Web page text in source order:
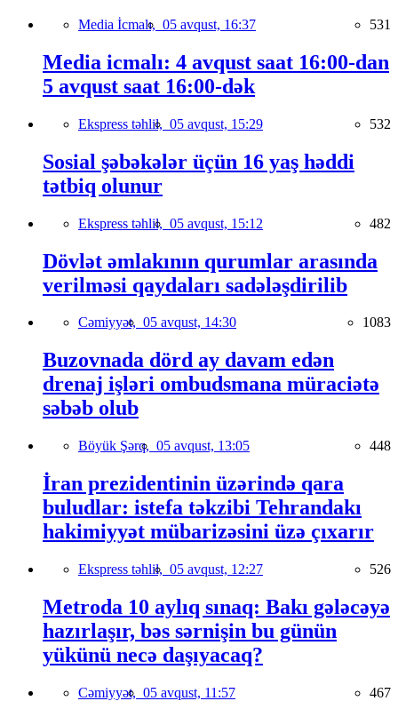
Media İcmalı, 05 avqust, 16:37 531
Media icmalı: 4 avqust saat 16:00-dan
5 avqust saat 16:00-dək
Ekspress təhlil, 05 avqust, 15:29 532
Sosial şəbəkələr üçün 16 yaş həddi
tətbiq olunur
Ekspress təhlil, 05 avqust, 15:12 482
Dövlət əmlakının qurumlar arasında
verilməsi qaydaları sadələşdirilib
Cəmiyyət, 05 avqust, 14:30 1083
Buzovnada dörd ay davam edən
drenaj işləri ombudsmana müraciətə
səbəb olub
Böyük Şərq, 05 avqust, 13:05 448
İran prezidentinin üzərində qara
buludlar: istefa təkzibi Tehrandakı
hakimiyyət mübarizəsini üzə çıxarır
Ekspress təhlil, 05 avqust, 12:27 526
Metroda 10 aylıq sınaq: Bakı gələcəyə
hazırlaşır, bəs sərnişin bu günün
yükünü necə daşıyacaq?
Cəmiyyət, 05 avqust, 11:57 467